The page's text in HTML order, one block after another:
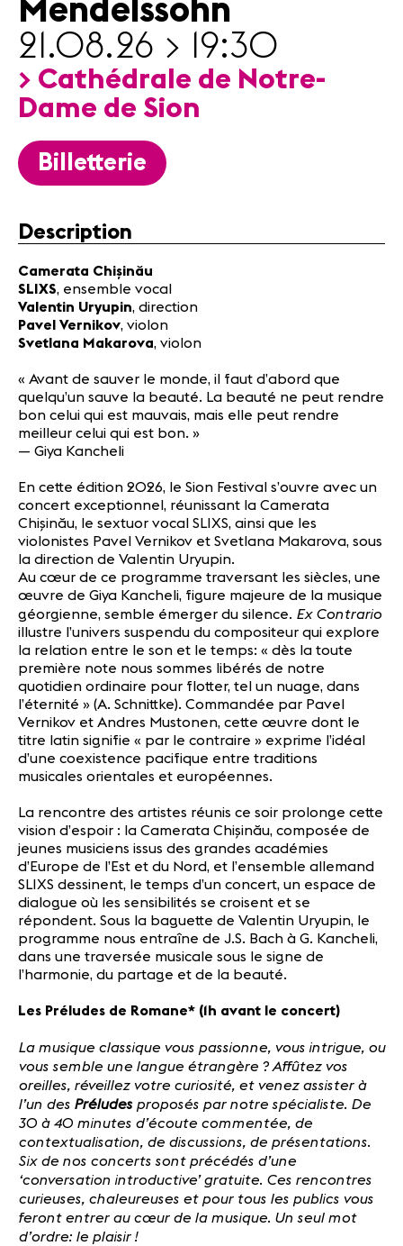
Partenaires
Infos
pratiques
Actualités
Bénévoles
Médias
presse
Emplois
A propos
Mentions
Contact
Mendelssohn
21.08.26 > 19:30
> Cathédrale de Notre-
Dame de Sion
Billetterie
Description
Camerata Chișinău
SLIXS, ensemble vocal
Valentin Uryupin, direction
Pavel Vernikov, violon
Svetlana Makarova, violon
« Avant de sauver le monde, il faut d’abord que
quelqu’un sauve la beauté. La beauté ne peut rendre
bon celui qui est mauvais, mais elle peut rendre
meilleur celui qui est bon. »
— Giya Kancheli
En cette édition 2026, le Sion Festival s’ouvre avec un
concert exceptionnel, réunissant la Camerata
Chișinău, le sextuor vocal SLIXS, ainsi que les
violonistes Pavel Vernikov et Svetlana Makarova, sous
la direction de Valentin Uryupin.
Au cœur de ce programme traversant les siècles, une
œuvre de Giya Kancheli, figure majeure de la musique
géorgienne, semble émerger du silence. Ex Contrario
illustre l’univers suspendu du compositeur qui explore
la relation entre le son et le temps: « dès la toute
première note nous sommes libérés de notre
quotidien ordinaire pour flotter, tel un nuage, dans
l’éternité » (A. Schnittke). Commandée par Pavel
Vernikov et Andres Mustonen, cette œuvre dont le
titre latin signifie « par le contraire » exprime l’idéal
d’une coexistence pacifique entre traditions
musicales orientales et européennes.
La rencontre des artistes réunis ce soir prolonge cette
vision d’espoir : la Camerata Chișinău, composée de
jeunes musiciens issus des grandes académies
d’Europe de l’Est et du Nord, et l’ensemble allemand
SLIXS dessinent, le temps d’un concert, un espace de
dialogue où les sensibilités se croisent et se
répondent. Sous la baguette de Valentin Uryupin, le
programme nous entraîne de J.S. Bach à G. Kancheli,
dans une traversée musicale sous le signe de
l’harmonie, du partage et de la beauté.
Les Préludes de Romane* (1h avant le concert)
La musique classique vous passionne, vous intrigue, ou
vous semble une langue étrangère ? Affûtez vos
oreilles, réveillez votre curiosité, et venez assister à
l’un des Préludesproposés par notre spécialiste. De
30 à 40 minutes d’écoute commentée, de
contextualisation, de discussions, de présentations.
Six de nos concerts sont précédés d’une
‘conversation introductive’ gratuite. Ces rencontres
curieuses, chaleureuses et pour tous les publics vous
feront entrer au cœur de la musique. Un seul mot
d’ordre: le plaisir !